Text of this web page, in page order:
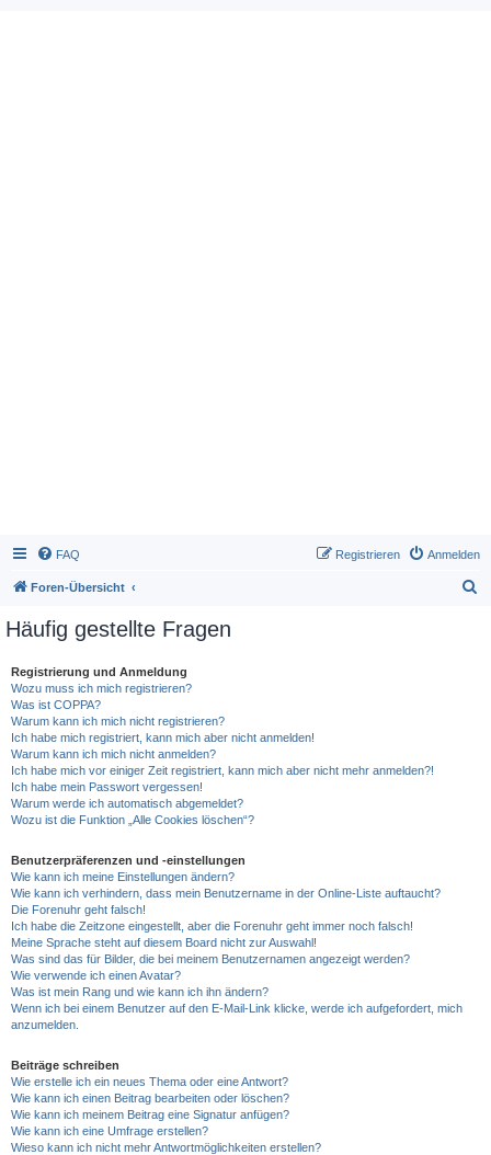
FAQ Anmelden
Registrieren
Foren-Übersicht
Häufig gestellte Fragen
Registrierung und Anmeldung
Wozu muss ich mich registrieren?
Was ist COPPA?
Warum kann ich mich nicht registrieren?
Ich habe mich registriert, kann mich aber nicht anmelden!
Warum kann ich mich nicht anmelden?
Ich habe mich vor einiger Zeit registriert, kann mich aber nicht mehr anmelden?!
Ich habe mein Passwort vergessen!
Warum werde ich automatisch abgemeldet?
Wozu ist die Funktion „Alle Cookies löschen“?
Benutzerpräferenzen und -einstellungen
Wie kann ich meine Einstellungen ändern?
Wie kann ich verhindern, dass mein Benutzername in der Online-Liste auftaucht?
Die Forenuhr geht falsch!
Ich habe die Zeitzone eingestellt, aber die Forenuhr geht immer noch falsch!
Meine Sprache steht auf diesem Board nicht zur Auswahl!
Was sind das für Bilder, die bei meinem Benutzernamen angezeigt werden?
Wie verwende ich einen Avatar?
Was ist mein Rang und wie kann ich ihn ändern?
Wenn ich bei einem Benutzer auf den E-Mail-Link klicke, werde ich aufgefordert, mich
anzumelden.
Beiträge schreiben
Wie erstelle ich ein neues Thema oder eine Antwort?
Wie kann ich einen Beitrag bearbeiten oder löschen?
Wie kann ich meinem Beitrag eine Signatur anfügen?
Wie kann ich eine Umfrage erstellen?
Wieso kann ich nicht mehr Antwortmöglichkeiten erstellen?